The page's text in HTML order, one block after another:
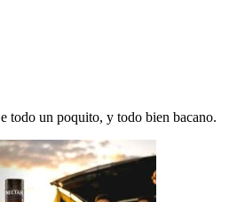
todo un poquito, y todo bien bacano.